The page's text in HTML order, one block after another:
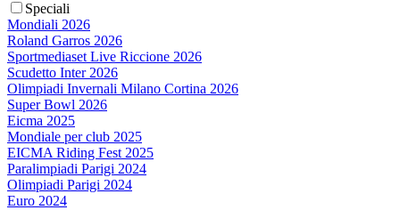
Speciali
Mondiali 2026
Roland Garros 2026
Sportmediaset Live Riccione 2026
Scudetto Inter 2026
Olimpiadi Invernali Milano Cortina 2026
Super Bowl 2026
Eicma 2025
Mondiale per club 2025
EICMA Riding Fest 2025
Paralimpiadi Parigi 2024
Olimpiadi Parigi 2024
Euro 2024